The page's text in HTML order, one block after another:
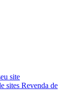
sites Revenda de